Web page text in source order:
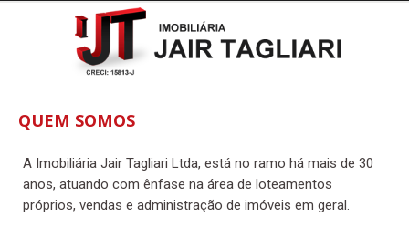
QUEM SOMOS
A Imobiliária Jair Tagliari Ltda, está no ramo há mais de 30
anos, atuando com ênfase na área de loteamentos
próprios, vendas e administração de imóveis em geral.